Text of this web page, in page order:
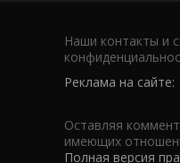
Наши контакты и
Реклама на сайте:
Оставляя
имеющих
Полная версия